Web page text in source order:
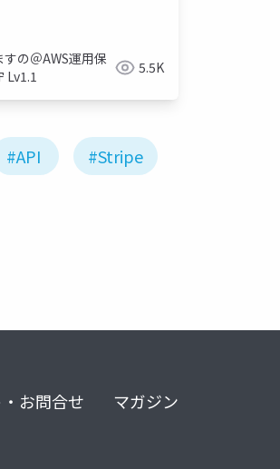
すの＠AWS運用保
Lv1.1
5.5K
#API #Stripe
お問合せ マガジン